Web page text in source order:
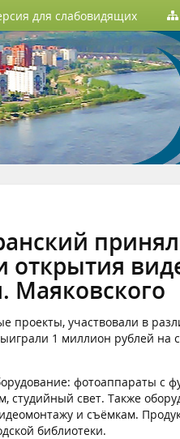
для слабовидящих
Маяковского
участвовали в
1 миллион рублей на
фотоаппараты с
свет. Также
и съёмкам.
библиотеки.